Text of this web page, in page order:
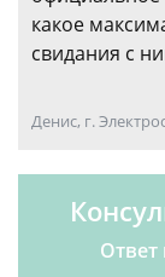
какое
свидания с
Денис, г.
Ответ